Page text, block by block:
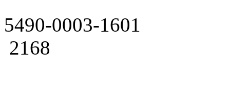
5490-0003-1601
2168